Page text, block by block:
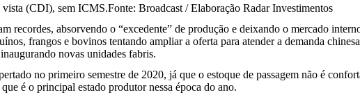
vista (CDI), sem ICMS.Fonte: Broadcast / Elaboração Radar Investimentos
recordes, absorvendo o “excedente” de produção e deixando o mercado
frangos e bovinos tentando ampliar a oferta para atender a demanda
novas unidades fabris.
no primeiro semestre de 2020, já que o estoque de passagem não é
é o principal estado produtor nessa época do ano.